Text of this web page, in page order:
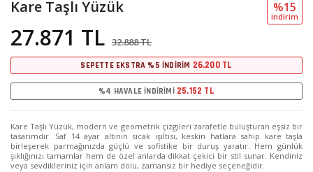
Kare Taşlı Yüzük
27.871 TL 32.888 TL
%15
i̇ndi̇ri̇m
SEPETTE EKSTRA %5 İNDİRİM 26.200 TL
%4 HAVALE İNDİRİMİ 25.152 TL
Kare Taşlı Yüzük, modern ve geometrik çizgileri zarafetle buluşturan eşsiz bir
tasarımdır. Saf 14 ayar altının sıcak ışıltısı, keskin hatlara sahip kare taşla
birleşerek parmağınızda güçlü ve sofistike bir duruş yaratır. Hem günlük
şıklığınızı tamamlar hem de özel anlarda dikkat çekici bir stil sunar. Kendiniz
veya sevdikleriniz için anlam dolu, zamansız bir hediye seçeneğidir.